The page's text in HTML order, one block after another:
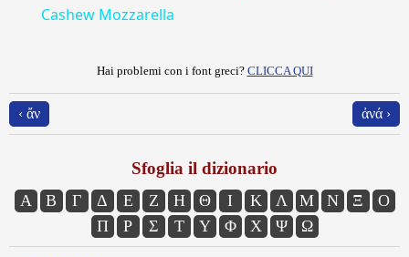
Cashew Mozzarella
Hai problemi con i font greci? CLICCA QUI
‹ ἄν ἀνά ›
Sfoglia il dizionario
Α Β Γ Δ Ε Ζ Η Θ Ι Κ Λ Μ Ν Ξ
Ο
Π
Ρ Σ Τ Υ Φ Χ Ψ Ω